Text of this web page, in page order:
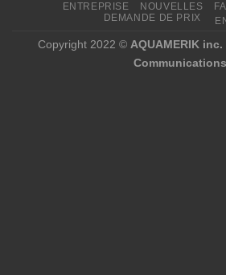
ENTREPRISE NOUVELLES
DEMANDE DE PRIX
Copyright 2022 © AQUAMERIK inc.
Communications